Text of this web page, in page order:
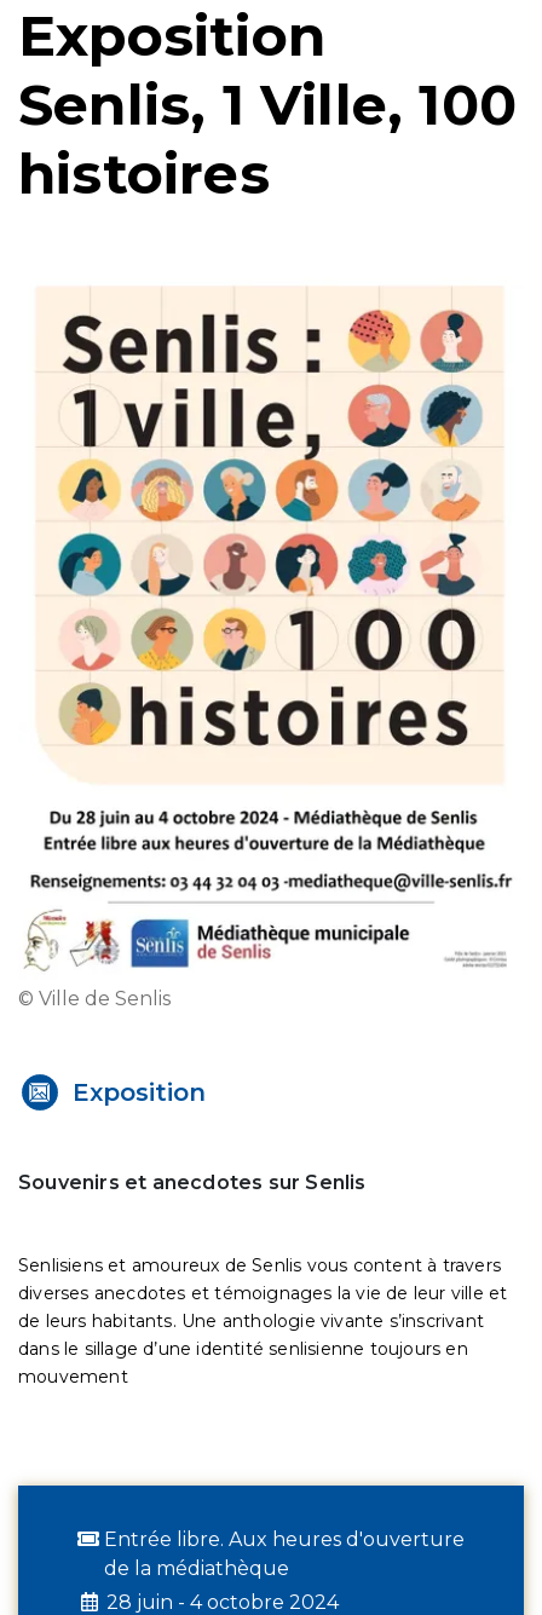
Exposition
Senlis, 1 Ville, 100
histoires
© Ville de Senlis
Exposition
Souvenirs et anecdotes sur Senlis
Senlisiens et amoureux de Senlis vous content à travers
diverses anecdotes et témoignages la vie de leur ville et
de leurs habitants. Une anthologie vivante s’inscrivant
dans le sillage d’une identité senlisienne toujours en
mouvement
Entrée libre. Aux heures d'ouverture
de la médiathèque
28 juin - 4 octobre 2024